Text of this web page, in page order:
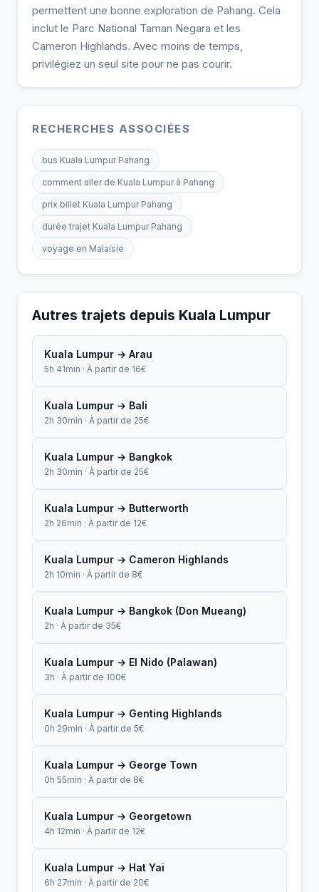
permettent une bonne exploration de Pahang. Cela
inclut le Parc National Taman Negara et les
Cameron Highlands. Avec moins de temps,
privilégiez un seul site pour ne pas courir.
RECHERCHES ASSOCIÉES
bus Kuala Lumpur Pahang
comment aller de Kuala Lumpur à Pahang
prix billet Kuala Lumpur Pahang
durée trajet Kuala Lumpur Pahang
voyage en Malaisie
Autres trajets depuis Kuala Lumpur
Kuala Lumpur → Arau
5h 41min · À partir de 16€
Kuala Lumpur → Bali
2h 30min · À partir de 25€
Kuala Lumpur → Bangkok
2h 30min · À partir de 25€
Kuala Lumpur → Butterworth
2h 26min · À partir de 12€
Kuala Lumpur → Cameron Highlands
2h 10min · À partir de 8€
Kuala Lumpur → Bangkok (Don Mueang)
2h · À partir de 35€
Kuala Lumpur → El Nido (Palawan)
3h · À partir de 100€
Kuala Lumpur → Genting Highlands
0h 29min · À partir de 5€
Kuala Lumpur → George Town
0h 55min · À partir de 8€
Kuala Lumpur → Georgetown
4h 12min · À partir de 12€
Kuala Lumpur → Hat Yai
6h 27min · À partir de 20€